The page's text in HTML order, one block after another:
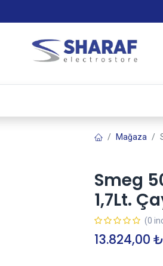
Mağaza
Smeg
1,7Lt.
(0
13.824,00 ₺